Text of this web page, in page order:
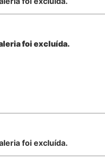
foi excluída.
foi excluída.